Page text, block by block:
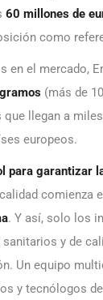
60 millones de
como
en el mercado,
(más de
llegan a
europeos.
para garantizar
comienza
. Y así, solo los
y de
Un equipo
y tecnólogos